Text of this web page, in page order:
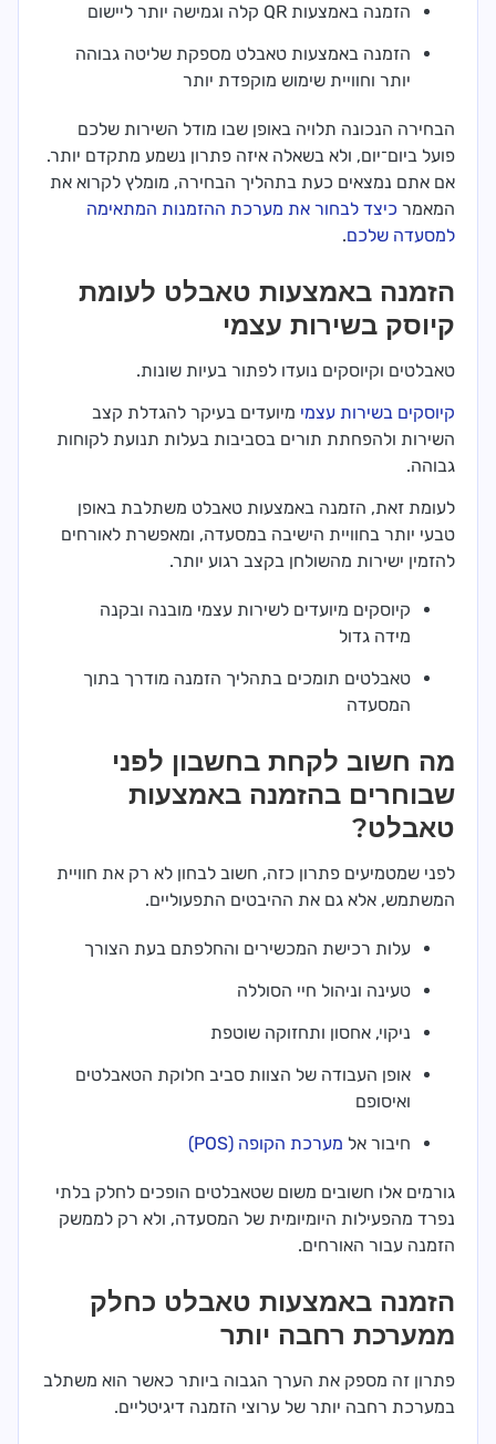
הזמנה באמצעות QR קלה וגמישה יותר ליישום
הזמנה באמצעות טאבלט מספקת שליטה גבוהה
יותר וחוויית שימוש מוקפדת יותר
הבחירה הנכונה תלויה באופן שבו מודל השירות שלכם
פועל ביום־יום, ולא בשאלה איזה פתרון נשמע מתקדם יותר.
אם אתם נמצאים כעת בתהליך הבחירה, מומלץ לקרוא את
המאמר כיצד לבחור את מערכת ההזמנות המתאימה
למסעדה שלכם.
הזמנה באמצעות טאבלט לעומת
קיוסק בשירות עצמי
טאבלטים וקיוסקים נועדו לפתור בעיות שונות.
קיוסקים בשירות עצמי מיועדים בעיקר להגדלת קצב
השירות ולהפחתת תורים בסביבות בעלות תנועת לקוחות
גבוהה.
לעומת זאת, הזמנה באמצעות טאבלט משתלבת באופן
טבעי יותר בחוויית הישיבה במסעדה, ומאפשרת לאורחים
להזמין ישירות מהשולחן בקצב רגוע יותר.
קיוסקים מיועדים לשירות עצמי מובנה ובקנה
מידה גדול
טאבלטים תומכים בתהליך הזמנה מודרך בתוך
המסעדה
מה חשוב לקחת בחשבון לפני
שבוחרים בהזמנה באמצעות
טאבלט?
לפני שמטמיעים פתרון כזה, חשוב לבחון לא רק את חוויית
המשתמש, אלא גם את ההיבטים התפעוליים.
עלות רכישת המכשירים והחלפתם בעת הצורך
טעינה וניהול חיי הסוללה
ניקוי, אחסון ותחזוקה שוטפת
אופן העבודה של הצוות סביב חלוקת הטאבלטים
ואיסופם
חיבור אל מערכת הקופה (POS)
גורמים אלו חשובים משום שטאבלטים הופכים לחלק בלתי
נפרד מהפעילות היומיומית של המסעדה, ולא רק לממשק
הזמנה עבור האורחים.
הזמנה באמצעות טאבלט כחלק
ממערכת רחבה יותר
פתרון זה מספק את הערך הגבוה ביותר כאשר הוא משתלב
במערכת רחבה יותר של ערוצי הזמנה דיגיטליים.